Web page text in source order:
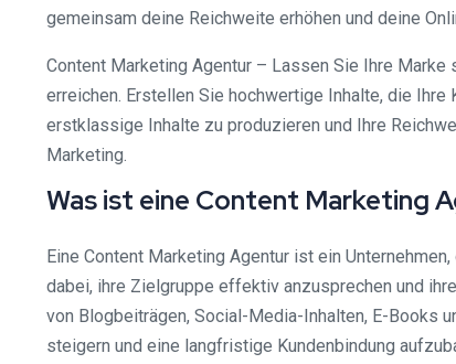
gemeinsam deine Reichweite erhöhen und deine
Content Marketing Agentur – Lassen Sie Ihre
erreichen. Erstellen Sie hochwertige Inhalte, die Ihre
erstklassige Inhalte zu produzieren und Ihre
Marketing.
Was ist eine Content Marketing
Eine Content Marketing Agentur ist ein
dabei, ihre Zielgruppe effektiv anzusprechen und
von Blogbeiträgen, Social-Media-Inhalten, E-Books
steigern und eine langfristige Kundenbindung